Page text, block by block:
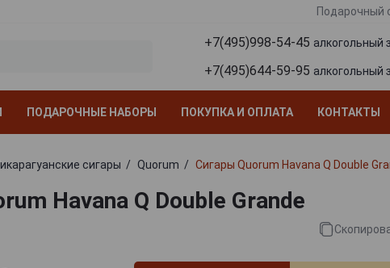
Подарочный
+7(495)998-54-45 алкогольный
+7(495)644-59-95 алкогольный
ПОДАРОЧНЫЕ НАБОРЫ ПОКУПКА И ОПЛАТА КОНТАКТЫ
сигары Quorum Сигары Quorum Havana Q Double
Havana Q Double Grande